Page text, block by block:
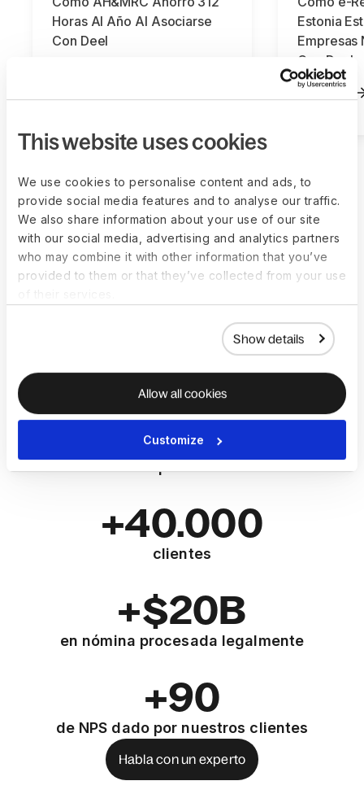
This website uses cookies
We use cookies to personalise content and ads, to
provide social media features and to analyse our traffic.
We also share information about your use of our site
with our social media, advertising and analytics partners
who may combine it with other information that you’ve
provided to them or that they’ve collected from your use
Show details
Allow all cookies
Customize
Horas Al Año Al Asociarse
Con Deel
Estonia
Empresas
Con Deel
Saber más
Deel facilita el
crecimiento de
equipos
internacionales y
remotos
+150
+40.000
clientes
+$20B
en nómina procesada legalmente
+90
de NPS dado por nuestros clientes
Habla con un experto